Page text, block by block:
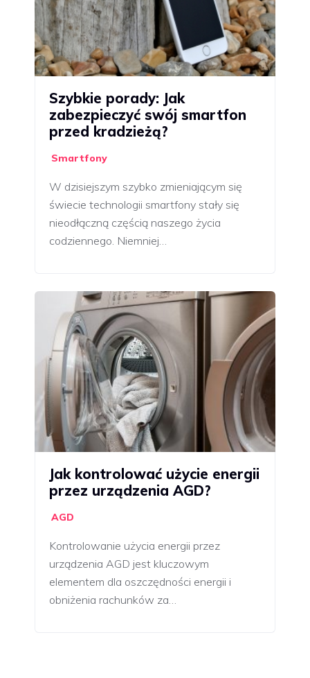
Szybkie porady: Jak
zabezpieczyć swój smartfon
przed kradzieżą?
Smartfony
W dzisiejszym szybko zmieniającym się
świecie technologii smartfony stały się
nieodłączną częścią naszego życia
codziennego. Niemniej…
Jak kontrolować użycie energii
przez urządzenia AGD?
AGD
Kontrolowanie użycia energii przez
urządzenia AGD jest kluczowym
elementem dla oszczędności energii i
obniżenia rachunków za…